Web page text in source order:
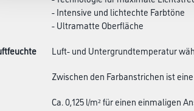
- Intensive und lichtechte Farbtöne
- Ultramatte Oberfläche
Luft- und Untergrundtemperatur
Zwischen den Farbanstrichen ist
Ca. 0,125 l/m² für einen einmaligen